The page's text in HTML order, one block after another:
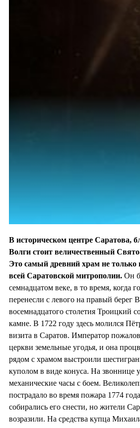
В историческом центре Саратова,
Волги стоит величественный
Это самый древний храм не только
всей Саратовской митрополии. Он
семнадцатом веке, в то время, когда
перенесли с левого на правый берег
восемнадцатого столетия Троицкий
камне. В 1722 году здесь молился
визита в Саратов. Император
церкви земельные угодья, и она
рядом с храмом выстроили
куполом в виде конуса. На звоннице
механические часы с боем.
пострадало во время пожара 1774
собирались его снести, но жители
возразили. На средства купца